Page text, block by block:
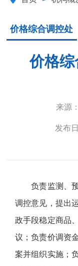
价格综合调控处
价格
来源：
发布
负责监测、预
调控意见，提出
政手段稳定商品
议；负责价调资
案并组织实施；